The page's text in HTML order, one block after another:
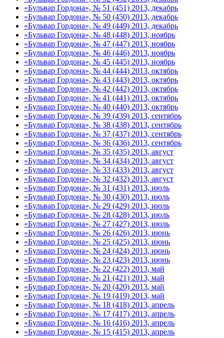
«Бульвар Гордона», № 51 (451) 2013, декабрь
«Бульвар Гордона», № 50 (450) 2013, декабрь
«Бульвар Гордона», № 49 (449) 2013, декабрь
«Бульвар Гордона», № 48 (448) 2013, ноябрь
«Бульвар Гордона», № 47 (447) 2013, ноябрь
«Бульвар Гордона», № 46 (446) 2013, ноябрь
«Бульвар Гордона», № 45 (445) 2013, ноябрь
«Бульвар Гордона», № 44 (444) 2013, октябрь
«Бульвар Гордона», № 43 (443) 2013, октябрь
«Бульвар Гордона», № 42 (442) 2013, октябрь
«Бульвар Гордона», № 41 (441) 2013, октябрь
«Бульвар Гордона», № 40 (440) 2013, октябрь
«Бульвар Гордона», № 39 (439) 2013, сентябрь
«Бульвар Гордона», № 38 (438) 2013, сентябрь
«Бульвар Гордона», № 37 (437) 2013, сентябрь
«Бульвар Гордона», № 36 (436) 2013, сентябрь
«Бульвар Гордона», № 35 (435) 2013, август
«Бульвар Гордона», № 34 (434) 2013, август
«Бульвар Гордона», № 33 (433) 2013, август
«Бульвар Гордона», № 32 (432) 2013, август
«Бульвар Гордона», № 31 (431) 2013, июль
«Бульвар Гордона», № 30 (430) 2013, июль
«Бульвар Гордона», № 29 (429) 2013, июль
«Бульвар Гордона», № 28 (428) 2013, июль
«Бульвар Гордона», № 27 (427) 2013, июль
«Бульвар Гордона», № 26 (426) 2013, июнь
«Бульвар Гордона», № 25 (425) 2013, июнь
«Бульвар Гордона», № 24 (424) 2013, июнь
«Бульвар Гордона», № 23 (423) 2013, июнь
«Бульвар Гордона», № 22 (422) 2013, май
«Бульвар Гордона», № 21 (421) 2013, май
«Бульвар Гордона», № 20 (420) 2013, май
«Бульвар Гордона», № 19 (419) 2013, май
«Бульвар Гордона», № 18 (418) 2013, апрель
«Бульвар Гордона», № 17 (417) 2013, апрель
«Бульвар Гордона», № 16 (416) 2013, апрель
«Бульвар Гордона», № 15 (415) 2013, апрель